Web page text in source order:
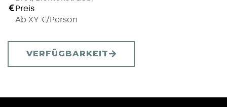
Preis
Ab XY €/Person
VERFÜGBARKEIT